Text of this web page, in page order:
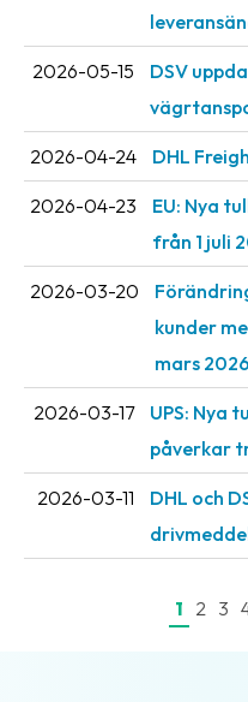
2026-05-15
DSV
2026-04-24 DHL
2026-04-23
EU: Nya
från 1 juli
2026-03-20
kunder
mars
2026-03-17
UPS: Nya
påverkar
2026-03-11
DHL och
1 2 3